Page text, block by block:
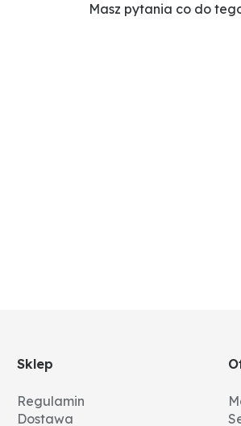
Masz pytania co do
Sklep
Regulamin
Dostawa